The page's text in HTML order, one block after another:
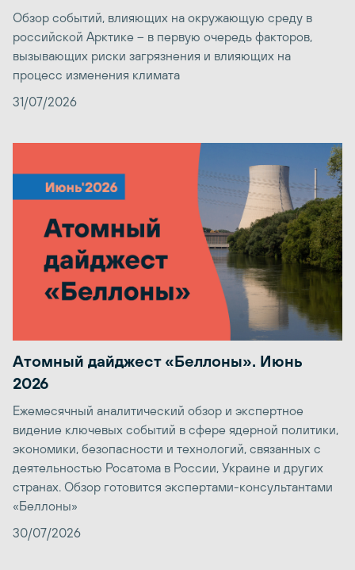
Обзор событий, влияющих на окружающую среду в
российской Арктике – в первую очередь факторов,
вызывающих риски загрязнения и влияющих на
процесс изменения климата
31/07/2026
Атомный дайджест «Беллоны». Июнь
2026
Ежемесячный аналитический обзор и экспертное
видение ключевых событий в сфере ядерной политики,
экономики, безопасности и технологий, связанных с
деятельностью Росатома в России, Украине и других
странах. Обзор готовится экспертами-консультантами
«Беллоны»
30/07/2026